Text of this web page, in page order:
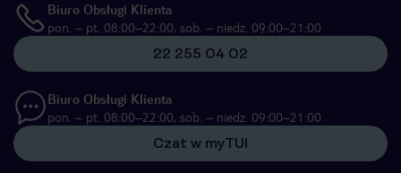
Biuro Obsługi Klienta
pon. – pt. 08:00–22:00, sob. – niedz. 09:00–21:00
22 255 04 02
Biuro Obsługi Klienta
pon. – pt. 08:00–22:00, sob. – niedz. 09:00–21:00
Czat w myTUI